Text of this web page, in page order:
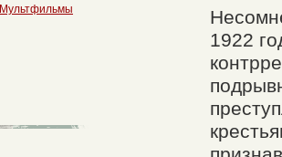
1922
Мультфильмы